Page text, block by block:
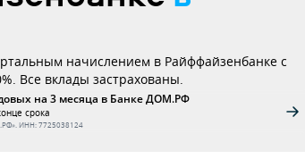
начислением в Райффайзенбанке с
Все вклады застрахованы.
на 3 месяца в Банке ДОМ.РФ
срока
. ИНН:7725038124